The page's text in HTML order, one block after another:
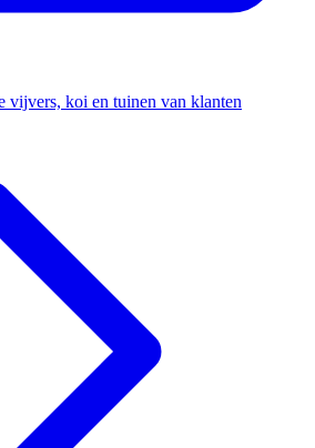
vijvers, koi en tuinen van klanten